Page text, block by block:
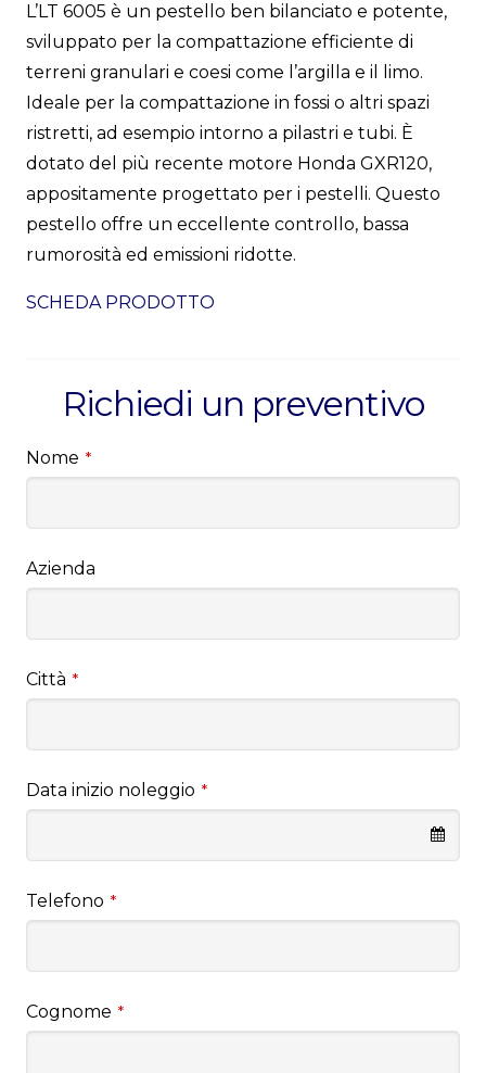
L’LT 6005 è un pestello ben bilanciato e potente,
sviluppato per la compattazione efficiente di
terreni granulari e coesi come l’argilla e il limo.
Ideale per la compattazione in fossi o altri spazi
ristretti, ad esempio intorno a pilastri e tubi. È
dotato del più recente motore Honda GXR120,
appositamente progettato per i pestelli. Questo
pestello offre un eccellente controllo, bassa
rumorosità ed emissioni ridotte.
SCHEDA PRODOTTO
Richiedi un preventivo
Nome *
Azienda
Città *
Data inizio noleggio *
Telefono *
Cognome *